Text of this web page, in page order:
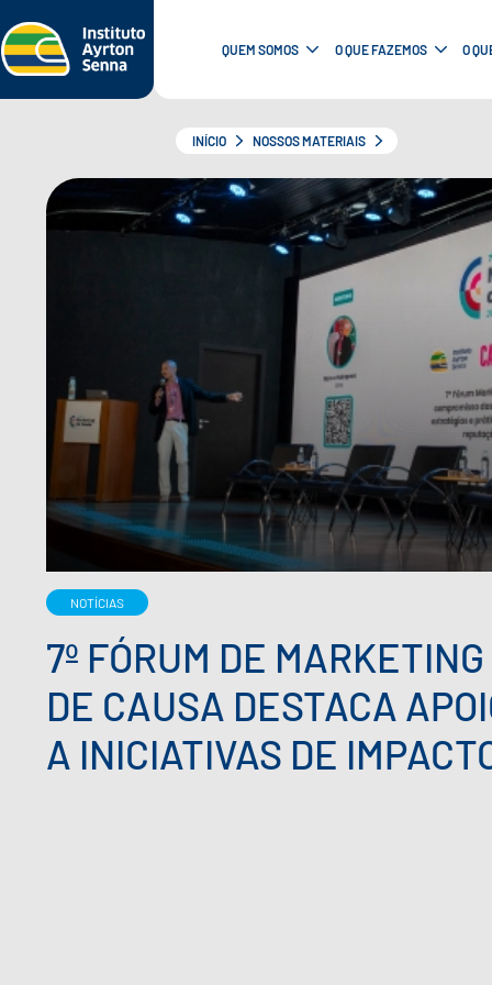
QUEM SOMOS O QUE FAZEMOS O
INÍCIO NOSSOS MATERIAIS
NOTÍCIAS
7º FÓRUM DE MARKETING
DE CAUSA DESTACA
A INICIATIVAS DE